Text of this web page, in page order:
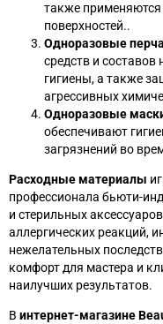
также
поверхностей..
Одноразовые
средств и
гигиены, а также
агрессивных
Одноразовые
обеспечивают
загрязнений во
Расходные материалы
профессионала бьюти-
и стерильных
аллергических реакций,
нежелательных
комфорт для мастера и
наилучших результатов.
В интернет-магазине